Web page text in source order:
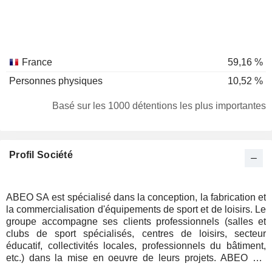
France
59,16 %
Personnes physiques
10,52 %
Basé sur les 1000 détentions les plus importantes
Profil Société
ABEO SA est spécialisé dans la conception, la fabrication et
la commercialisation d'équipements de sport et de loisirs. Le
groupe accompagne ses clients professionnels (salles et
clubs de sport spécialisés, centres de loisirs, secteur
éducatif, collectivités locales, professionnels du bâtiment,
etc.) dans la mise en oeuvre de leurs projets. ABEO SA